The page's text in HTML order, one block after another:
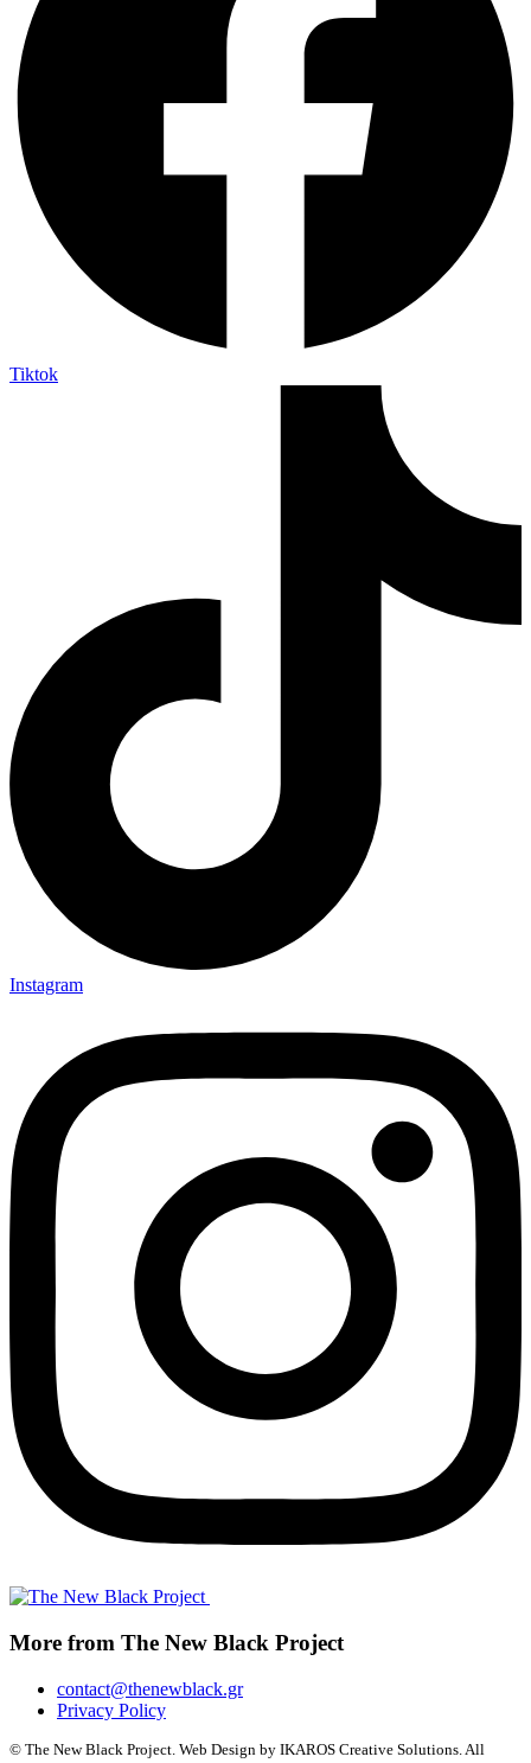
Tiktok
Instagram
More from The New Black Project
contact@thenewblack.gr
Privacy Policy
© The New Black Project. Web Design by IKAROS Creative Solutions. All